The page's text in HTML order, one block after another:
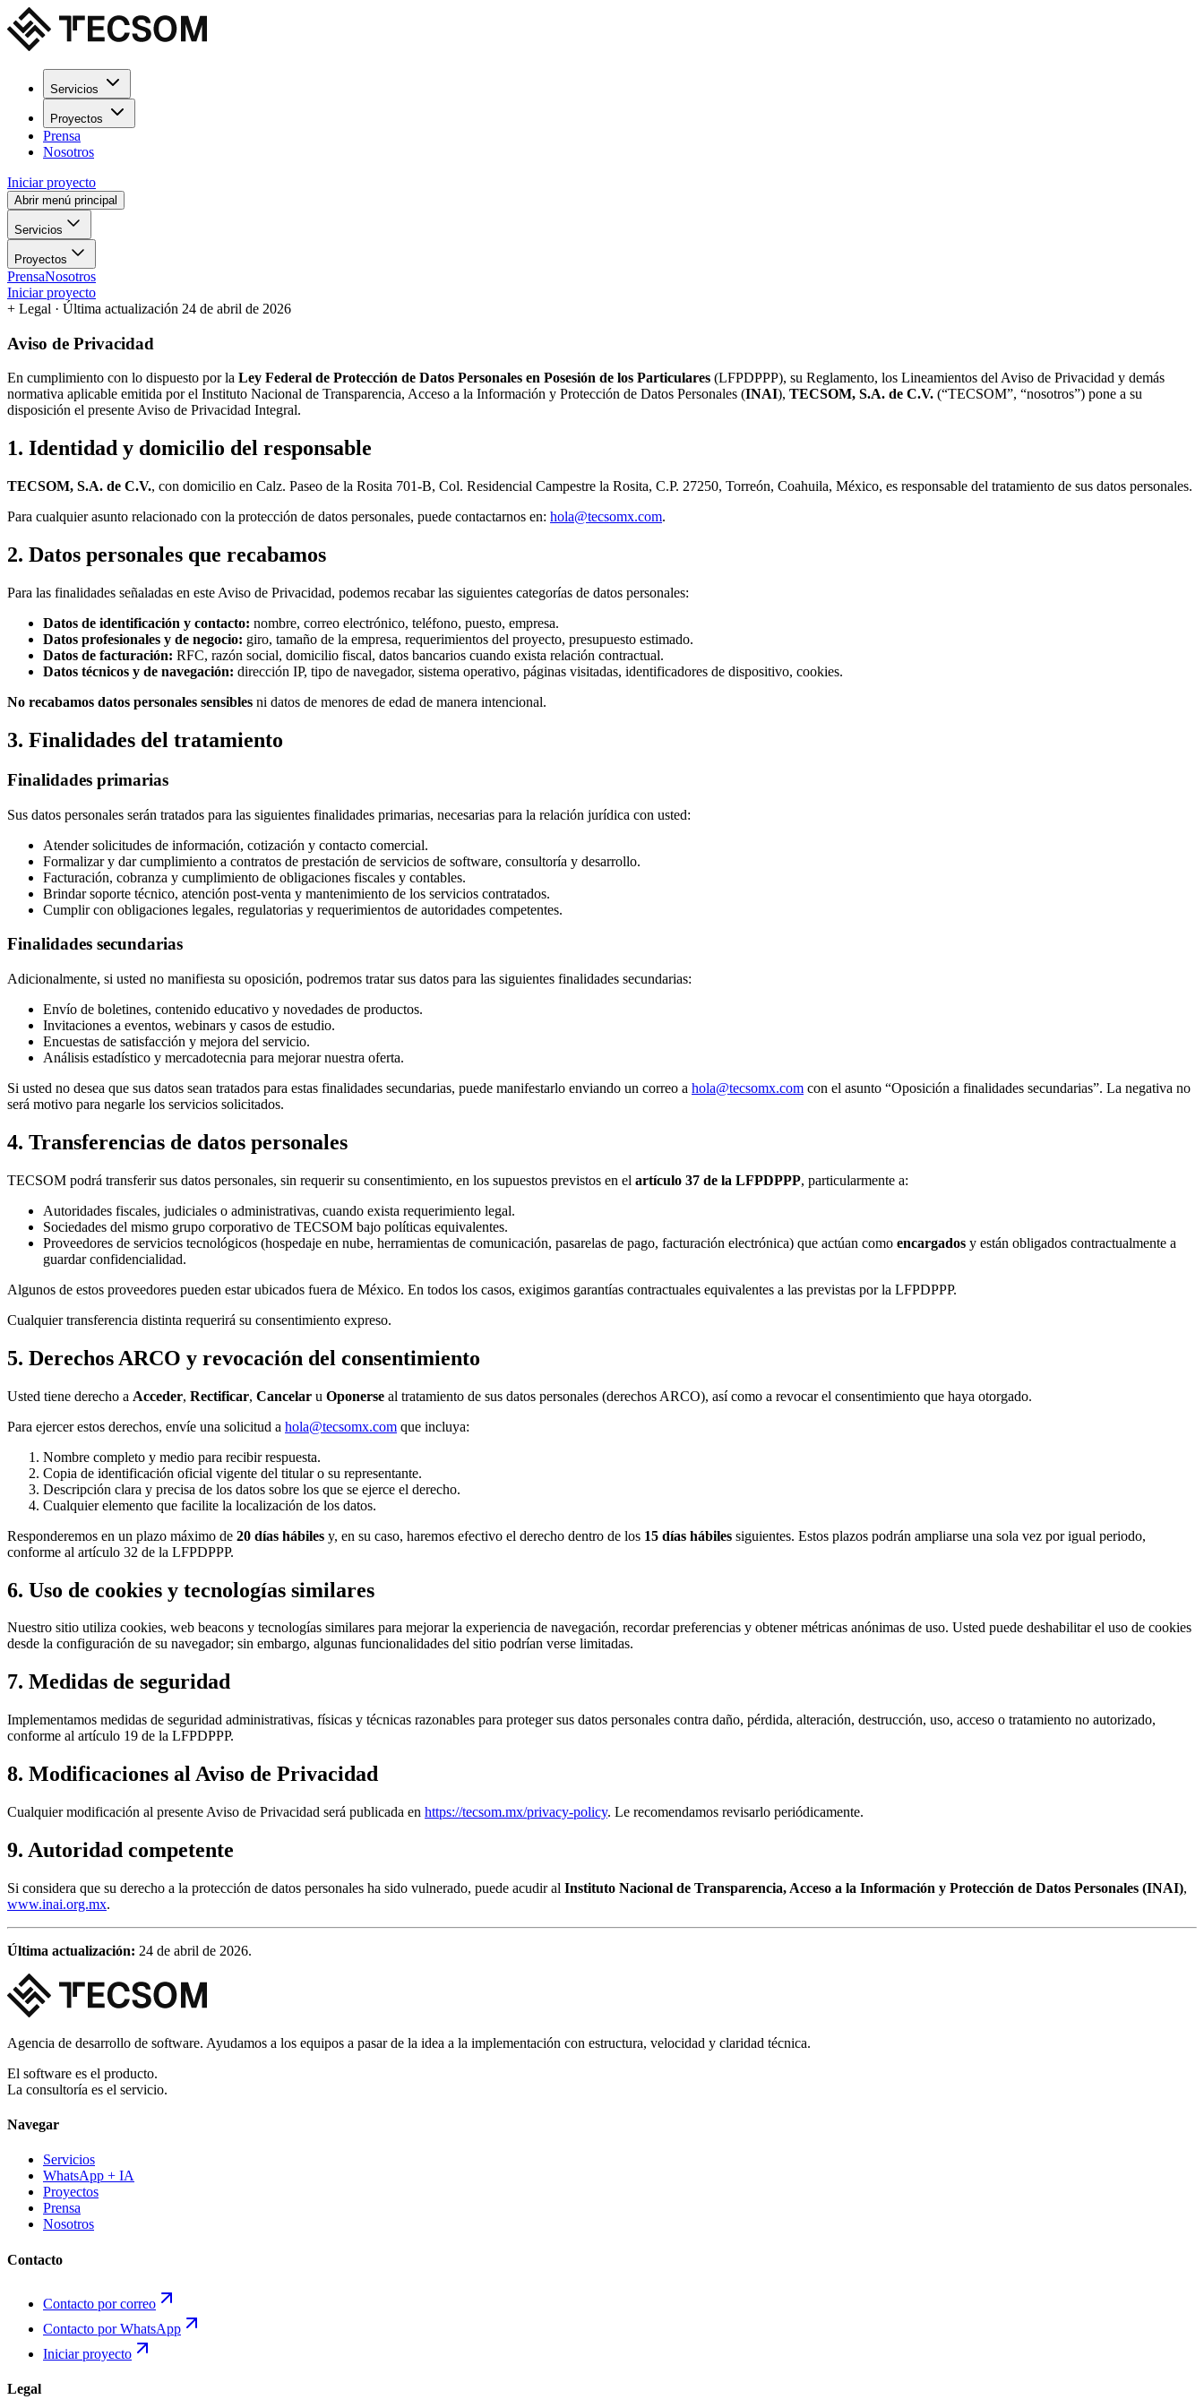
Servicios
Proyectos
Prensa
Nosotros
Iniciar proyecto
Abrir menú principal
Servicios
Proyectos
PrensaNosotros
Iniciar proyecto
+ Legal · Última actualización 24 de abril de 2026
Aviso de Privacidad
En cumplimiento con lo dispuesto por la Ley Federal de Protección de Datos Personales en Posesión de los Particulares (LFPDPPP), su Reglamento, los Lineamientos del Aviso de Privacidad y demás
normativa aplicable emitida por el Instituto Nacional de Transparencia, Acceso a la Información y Protección de Datos Personales (INAI), TECSOM, S.A. de C.V. (“TECSOM”, “nosotros”) pone a su
disposición el presente Aviso de Privacidad Integral.
1. Identidad y domicilio del responsable
TECSOM, S.A. de C.V., con domicilio en Calz. Paseo de la Rosita 701-B, Col. Residencial Campestre la Rosita, C.P. 27250, Torreón, Coahuila, México, es responsable del tratamiento de sus datos personales.
Para cualquier asunto relacionado con la protección de datos personales, puede contactarnos en: hola@tecsomx.com.
2. Datos personales que recabamos
Para las finalidades señaladas en este Aviso de Privacidad, podemos recabar las siguientes categorías de datos personales:
Datos de identificación y contacto: nombre, correo electrónico, teléfono, puesto, empresa.
Datos profesionales y de negocio: giro, tamaño de la empresa, requerimientos del proyecto, presupuesto estimado.
Datos de facturación: RFC, razón social, domicilio fiscal, datos bancarios cuando exista relación contractual.
Datos técnicos y de navegación: dirección IP, tipo de navegador, sistema operativo, páginas visitadas, identificadores de dispositivo, cookies.
No recabamos datos personales sensibles ni datos de menores de edad de manera intencional.
3. Finalidades del tratamiento
Finalidades primarias
Sus datos personales serán tratados para las siguientes finalidades primarias, necesarias para la relación jurídica con usted:
Atender solicitudes de información, cotización y contacto comercial.
Formalizar y dar cumplimiento a contratos de prestación de servicios de software, consultoría y desarrollo.
Facturación, cobranza y cumplimiento de obligaciones fiscales y contables.
Brindar soporte técnico, atención post-venta y mantenimiento de los servicios contratados.
Cumplir con obligaciones legales, regulatorias y requerimientos de autoridades competentes.
Finalidades secundarias
Adicionalmente, si usted no manifiesta su oposición, podremos tratar sus datos para las siguientes finalidades secundarias:
Envío de boletines, contenido educativo y novedades de productos.
Invitaciones a eventos, webinars y casos de estudio.
Encuestas de satisfacción y mejora del servicio.
Análisis estadístico y mercadotecnia para mejorar nuestra oferta.
Si usted no desea que sus datos sean tratados para estas finalidades secundarias, puede manifestarlo enviando un correo a hola@tecsomx.com con el asunto “Oposición a finalidades secundarias”. La negativa no
será motivo para negarle los servicios solicitados.
4. Transferencias de datos personales
TECSOM podrá transferir sus datos personales, sin requerir su consentimiento, en los supuestos previstos en el artículo 37 de la LFPDPPP, particularmente a:
Autoridades fiscales, judiciales o administrativas, cuando exista requerimiento legal.
Sociedades del mismo grupo corporativo de TECSOM bajo políticas equivalentes.
Proveedores de servicios tecnológicos (hospedaje en nube, herramientas de comunicación, pasarelas de pago, facturación electrónica) que actúan como encargados y están obligados contractualmente a
guardar confidencialidad.
Algunos de estos proveedores pueden estar ubicados fuera de México. En todos los casos, exigimos garantías contractuales equivalentes a las previstas por la LFPDPPP.
Cualquier transferencia distinta requerirá su consentimiento expreso.
5. Derechos ARCO y revocación del consentimiento
Usted tiene derecho a Acceder, Rectificar, Cancelar u Oponerse al tratamiento de sus datos personales (derechos ARCO), así como a revocar el consentimiento que haya otorgado.
Para ejercer estos derechos, envíe una solicitud a hola@tecsomx.com que incluya:
Nombre completo y medio para recibir respuesta.
Copia de identificación oficial vigente del titular o su representante.
Descripción clara y precisa de los datos sobre los que se ejerce el derecho.
Cualquier elemento que facilite la localización de los datos.
Responderemos en un plazo máximo de 20 días hábiles y, en su caso, haremos efectivo el derecho dentro de los 15 días hábiles siguientes. Estos plazos podrán ampliarse una sola vez por igual periodo,
conforme al artículo 32 de la LFPDPPP.
6. Uso de cookies y tecnologías similares
Nuestro sitio utiliza cookies, web beacons y tecnologías similares para mejorar la experiencia de navegación, recordar preferencias y obtener métricas anónimas de uso. Usted puede deshabilitar el uso de cookies
desde la configuración de su navegador; sin embargo, algunas funcionalidades del sitio podrían verse limitadas.
7. Medidas de seguridad
Implementamos medidas de seguridad administrativas, físicas y técnicas razonables para proteger sus datos personales contra daño, pérdida, alteración, destrucción, uso, acceso o tratamiento no autorizado,
conforme al artículo 19 de la LFPDPPP.
8. Modificaciones al Aviso de Privacidad
Cualquier modificación al presente Aviso de Privacidad será publicada en https://tecsom.mx/privacy-policy. Le recomendamos revisarlo periódicamente.
9. Autoridad competente
Si considera que su derecho a la protección de datos personales ha sido vulnerado, puede acudir al Instituto Nacional de Transparencia, Acceso a la Información y Protección de Datos Personales (INAI),
www.inai.org.mx.
Última actualización: 24 de abril de 2026.
Agencia de desarrollo de software. Ayudamos a los equipos a pasar de la idea a la implementación con estructura, velocidad y claridad técnica.
El software es el producto.
La consultoría es el servicio.
Navegar
Servicios
WhatsApp + IA
Proyectos
Prensa
Nosotros
Contacto
Contacto por correo
Contacto por WhatsApp
Iniciar proyecto
Legal